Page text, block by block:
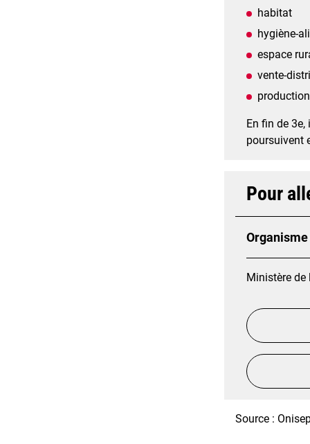
habitat
hygiène-
espace
vente-
En fin de
poursuivent
Pour
Ministère
Source :